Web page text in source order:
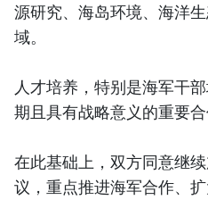
源研究、海岛环境、海洋
域。
人才培养，特别是海军干
期且具有战略意义的重要合
在此基础上，双方同意继
议，重点推进海军合作、